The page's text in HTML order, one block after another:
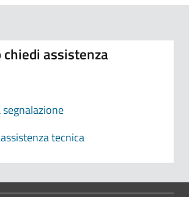
chiedi assistenza
tecnica